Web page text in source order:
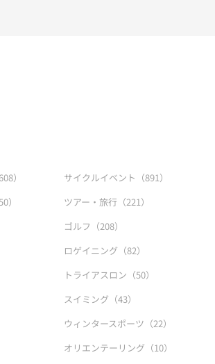
）
サイクルイベント（891）
）
ツアー・旅行（221）
ゴルフ（208）
ロゲイニング（82）
トライアスロン（50）
スイミング（43）
ウィンタースポーツ（22）
オリエンテーリング（10）